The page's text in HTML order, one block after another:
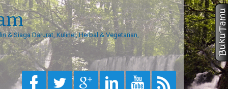
& Siaga Darurat, Kuliner, Herbal & Vegetarian,